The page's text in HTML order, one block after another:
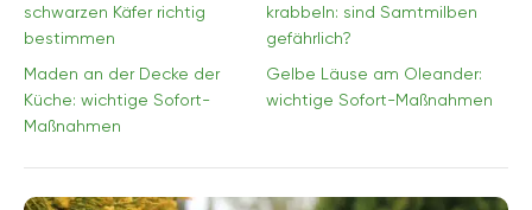
schwarzen Käfer richtig
bestimmen
krabbeln: sind Samtmilben
gefährlich?
Maden an der Decke der
Küche: wichtige Sofort-
Maßnahmen
Gelbe Läuse am Oleander:
wichtige Sofort-Maßnahmen